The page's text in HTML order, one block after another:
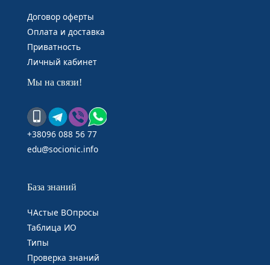
Договор оферты
Оплата и доставка
Приватность
Личный кабинет
Мы на связи!
+38096 088 56 77
edu@socionic.info
База знаний
ЧАстые ВОпросы
Таблица ИО
Типы
Проверка знаний